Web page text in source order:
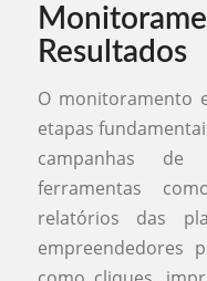
Resultados
O monitoramento
etapas
campanhas de
ferramentas
relatórios das
empreendedores